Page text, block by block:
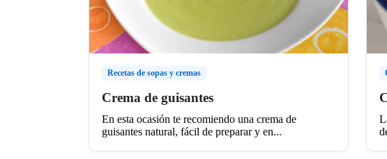
Recetas de sopas y cremas
Crema de guisantes
En esta ocasión te recomiendo una crema de
guisantes natural, fácil de preparar y en...